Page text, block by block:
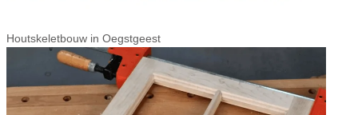
Houtskeletbouw in Oegstgeest